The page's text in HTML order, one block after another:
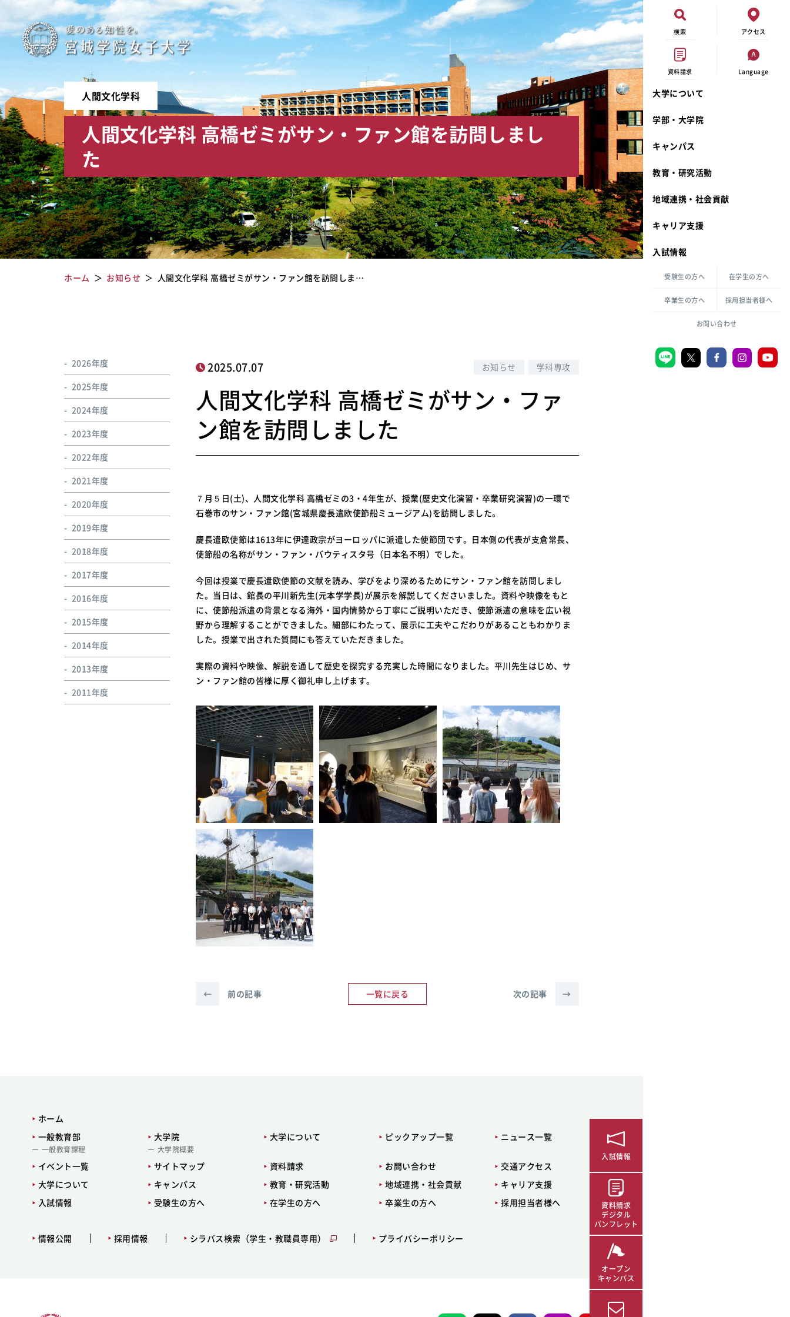
検索 アクセス
資料請求 Language
大学について
宮城学院 校歌
礼拝堂
カリキュラム・ポリシー
倫理憲章
ハラスメントの防止
共生のための多様性宣言
学部・大学院
生活文化デザイン学科
一般教育課程
キャンパス
奨学金
大学祭
キャンパスメンバーズ
教職センター
学芸員課程
図書館司書課程
教育・研究活動動物実験に関する情報公開
キリスト教文化研究所
生活環境科学研究所
地域連携・社会貢献
カリキュラム・入室方法
キャリア支援
入試情報
受験生の方へ 在学生の方へ
卒業生の方へ 採用担当者様へ
お問い合わせ
宮
城
学
院
女
子
大
学
人間文化学科
人間文化学科 高橋ゼミがサン・ファン館を訪問しまし
た
ホーム お知らせ 人間文化学科 高橋ゼミがサン・ファン館を訪問しま…
2025.07.07 お知らせ 学科専攻
人間文化学科 高橋ゼミがサン・ファ
ン館を訪問しました
７月５日(土)、人間文化学科 高橋ゼミの3・4年生が、授業(歴史文化演習・卒業研究演習)の一環で
石巻市のサン・ファン館(宮城県慶長遣欧使節船ミュージアム)を訪問しました。
慶長遣欧使節は1613年に伊達政宗がヨーロッパに派遣した使節団です。日本側の代表が支倉常長、
使節船の名称がサン・ファン・バウティスタ号（日本名不明）でした。
今回は授業で慶長遣欧使節の文献を読み、学びをより深めるためにサン・ファン館を訪問しまし
た。当日は、館長の平川新先生(元本学学長)が展示を解説してくださいました。資料や映像をもと
に、使節船派遣の背景となる海外・国内情勢から丁寧にご説明いただき、使節派遣の意味を広い視
野から理解することができました。細部にわたって、展示に工夫やこだわりがあることもわかりま
した。授業で出された質問にも答えていただきました。
実際の資料や映像、解説を通して歴史を探究する充実した時間になりました。平川先生はじめ、サ
ン・ファン館の皆様に厚く御礼申し上げます。
← 前の記事 一覧に戻る 次の記事 →
2026年度
2025年度
2024年度
2023年度
2022年度
2021年度
2020年度
2019年度
2018年度
2017年度
2016年度
2015年度
2014年度
2013年度
2011年度
ホーム
一般教育部
一般教育課程
大学院
大学院概要
大学について ピックアップ一覧 ニュース一覧
イベント一覧 サイトマップ 資料請求 お問い合わせ
交通アクセス
大学について
キャンパス 教育・研究活動 地域連携・社会貢献
キャリア支援
入試情報
受験生の方へ 在学生の方へ 卒業生の方へ 採用担当者様へ
情報公開 採用情報 シラバス検索（学生・教職員専用） プライバシーポリシー
入試情報
資料請求
デジタル
パンフレット
オープン
キャンパス